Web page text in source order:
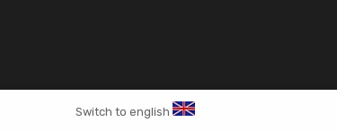
Switch to english